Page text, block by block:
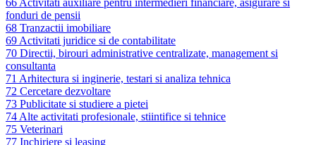
fonduri de pensii
68 Tranzactii imobiliare
69 Activitati juridice si de contabilitate
70 Directii, birouri administrative centralizate, management si
consultanta
71 Arhitectura si inginerie, testari si analiza tehnica
72 Cercetare dezvoltare
73 Publicitate si studiere a pietei
74 Alte activitati profesionale, stiintifice si tehnice
75 Veterinari
77 Inchiriere si leasing